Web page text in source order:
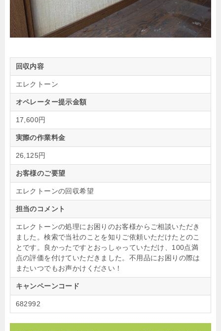
回収内容
エレクトーン
オペレーター提示金額
17,600円
実際の作業料金
26,125円
お客様のご要望
エレクトーンの回収希望
担当のコメント
エレクトーンの処理にお困りのお客様からご相談いただき
ました。検索で当社のことを知りご依頼いただけたとのこ
とです。良かったですとおっしゃっていただけ、100点満
点の評価を付けていただきました。不用品にお困りの際は
またいつでもお声かけください！
キャンペーンコード
682992